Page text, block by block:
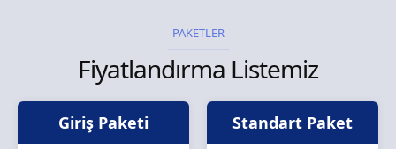
PAKETLER
Fiyatlandırma Listemiz
Giriş Paketi Standart Paket